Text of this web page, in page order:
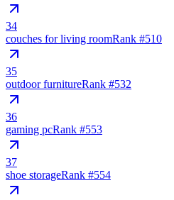
34
couches for living roomRank #510
35
outdoor furnitureRank #532
36
gaming pcRank #553
37
shoe storageRank #554